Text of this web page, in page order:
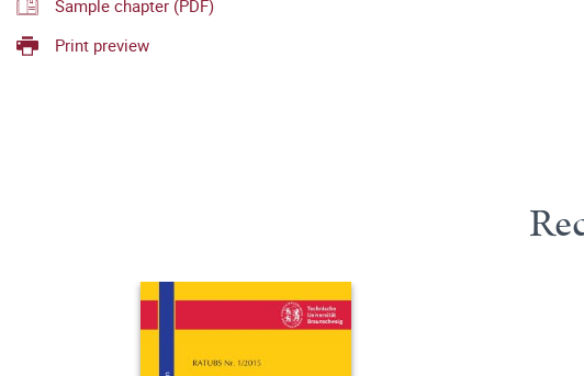
Sample chapter (PDF)
Print preview